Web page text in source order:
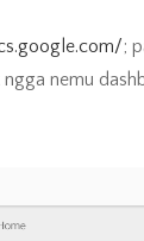
;
nemu